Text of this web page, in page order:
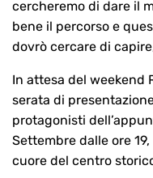
cercheremo di dare il
bene il percorso e
dovrò cercare di
In attesa del weekend
serata di
protagonisti
Settembre dalle ore
cuore del centro